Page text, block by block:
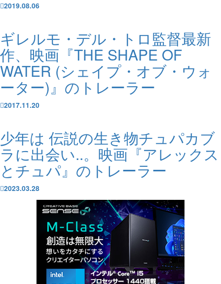
2019.08.06
ギレルモ・デル・トロ監督最新
作、映画『THE SHAPE OF
WATER (シェイプ・オブ・ウォ
ーター)』のトレーラー
2017.11.20
少年は 伝説の生き物チュパカブ
ラに出会い..。映画『アレックス
とチュパ』のトレーラー
2023.03.28